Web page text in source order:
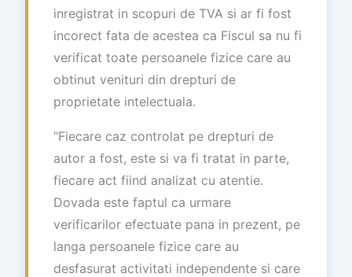
inregistrat in scopuri de TVA si ar fi fost
incorect fata de acestea ca Fiscul sa nu fi
verificat toate persoanele fizice care au
obtinut venituri din drepturi de
proprietate intelectuala.
“Fiecare caz controlat pe drepturi de
autor a fost, este si va fi tratat in parte,
fiecare act fiind analizat cu atentie.
Dovada este faptul ca urmare
verificarilor efectuate pana in prezent, pe
langa persoanele fizice care au
desfasurat activitati independente si care